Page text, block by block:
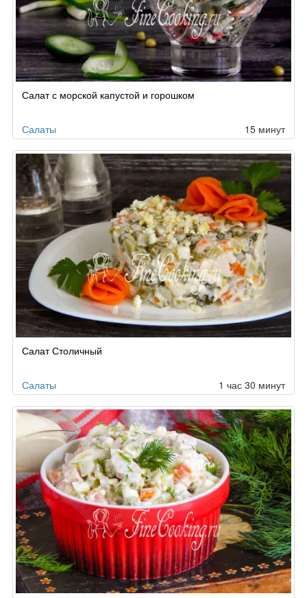
Салат с морской капустой и горошком
Салаты 15 минут
Салат Столичный
Салаты 1 час 30 минут